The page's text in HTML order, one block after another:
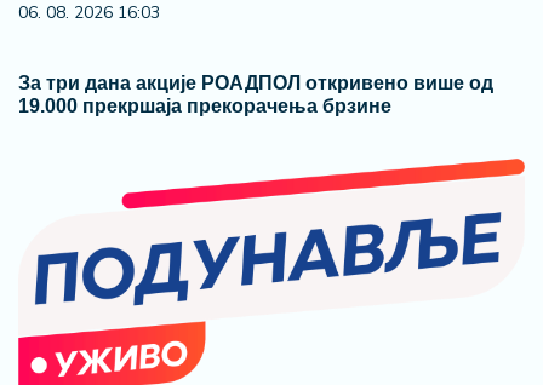
06. 08. 2026 16:03
За три дана акције РОАДПОЛ откривено више од
19.000 прекршаја прекорачења брзине